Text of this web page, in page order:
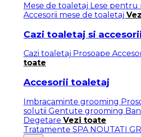
Mese de toaletaj Lese pentru
Accesorii mese de toaletaj
Cazi toaletaj si
Cazi toaletaj Prosoape
toate
Accesorii toaletaj
Imbracaminte grooming
solutii Gentute grooming
Degetare Vezi toate
Tratamente SPA NOUTATI